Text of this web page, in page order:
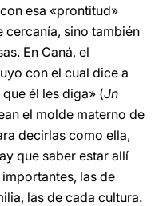
esa «prontitud»
cercanía, sino también
En Caná, el
con el cual dice a
él les diga» (Jn
el molde materno de
decirlas como ella,
que saber estar allí
las de
las de cada cultura.